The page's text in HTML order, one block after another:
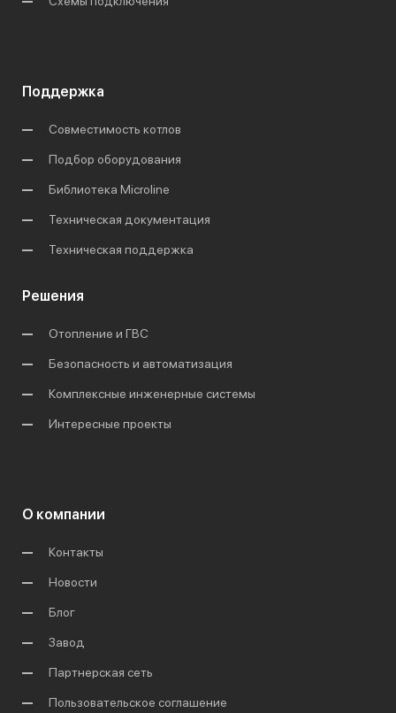
Поддержка
Совместимость котлов
Подбор оборудования
Библиотека Microline
Техническая документация
Техническая поддержка
Решения
Отопление и ГВС
Безопасность и автоматизация
Комплексные инженерные системы
Интересные проекты
О компании
Контакты
Новости
Блог
Завод
Партнерская сеть
Пользовательское соглашение